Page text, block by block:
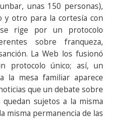
unas 150 personas),
y otro para la cortesía con
se rige por un protocolo
sobre franqueza,
La Web los fusionó
protocolo único; así, un
la mesa familiar aparece
que un debate sobre
sujetos a la misma
misma permanencia de las